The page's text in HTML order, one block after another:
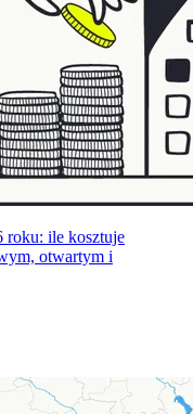
roku: ile kosztuje
otwartym i